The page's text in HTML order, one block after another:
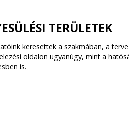
TERÜLETEK
keresettek a szakmában, a
oldalon ugyanúgy, mint a
is.